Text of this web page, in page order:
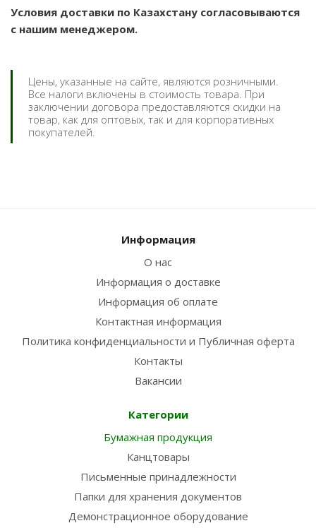
Условия доставки по Казахстану согласовываются
с нашим менеджером.
Цены, указанные на сайте, являются розничными.
Все налоги включены в стоимость товара. При
заключении договора предоставляются скидки на
товар, как для оптовых, так и для корпоративных
покупателей.
Информация
О нас
Информация о доставке
Информация об оплате
Контактная информация
Политика конфиденциальности и Публичная оферта
Контакты
Вакансии
Категории
Бумажная продукция
Канцтовары
Письменные принадлежности
Папки для хранения документов
Демонстрационное оборудование